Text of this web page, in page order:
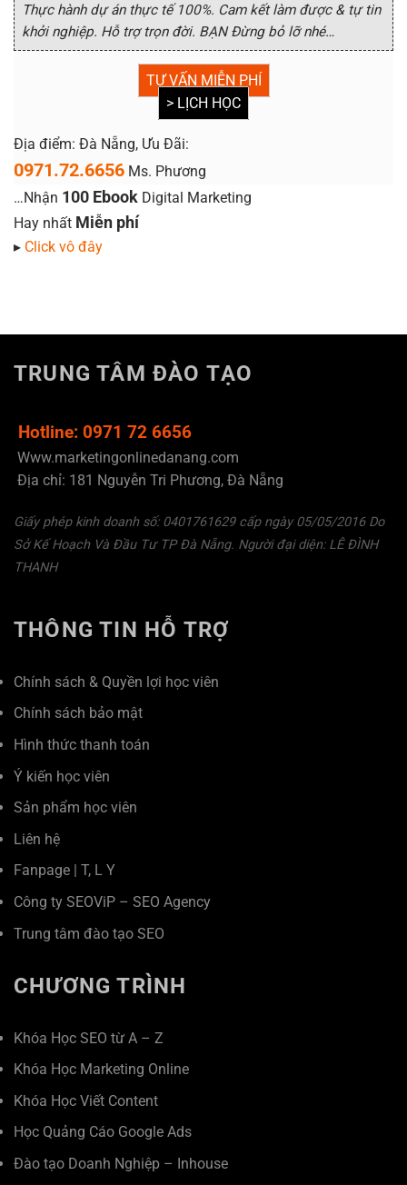
Thực hành dự án thực tế 100%. Cam kết làm được & tự tin
khởi nghiệp. Hỗ trợ trọn đời. BẠN Đừng bỏ lỡ nhé…
TƯ VẤN MIỄN PHÍ
> LỊCH HỌC
Địa điểm: Đà Nẵng, Ưu Đãi:
0971.72.6656 Ms. Phương
…Nhận 100 Ebook Digital Marketing
Hay nhất Miễn phí
▸ Click vô đây
TRUNG TÂM ĐÀO TẠO
Hotline: 0971 72 6656
Www.marketingonlinedanang.com
Địa chỉ: 181 Nguyễn Tri Phương, Đà Nẵng
Giấy phép kinh doanh số: 0401761629 cấp ngày 05/05/2016 Do
Sở Kế Hoạch Và Đầu Tư TP Đà Nẵng. Người đại diện: LÊ ĐÌNH
THANH
THÔNG TIN HỖ TRỢ
Chính sách & Quyền lợi học viên
Chính sách bảo mật
Hình thức thanh toán
Ý kiến học viên
Sản phẩm học viên
Liên hệ
Fanpage
T, L Y
Công ty SEOViP – SEO Agency
Trung tâm đào tạo SEO
CHƯƠNG TRÌNH
Khóa Học SEO từ A – Z
Khóa Học Marketing Online
Khóa Học Viết Content
Học Quảng Cáo Google Ads
Đào tạo Doanh Nghiệp – Inhouse